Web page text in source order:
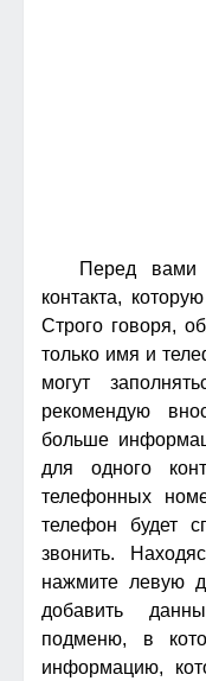
Перед вами
контакта,
Строго говоря,
только имя и
могут
рекомендую
больше
для одного
телефонных
телефон будет
звонить.
нажмите левую
добавить
подменю, в
информацию,